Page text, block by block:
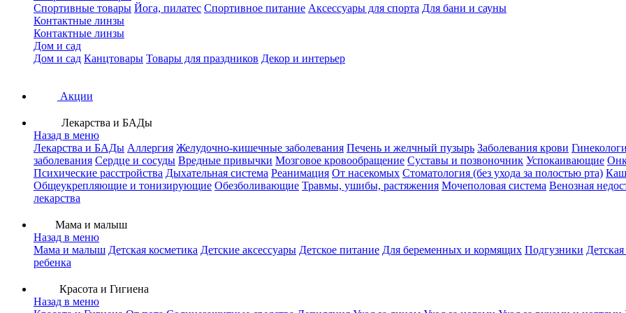
Спортивные товары Йога, пилатес Спортивное питание Аксессуары для спорта Для бани и сауны
Контактные линзы
Контактные линзы
Дом и сад
Дом и сад Канцтовары Товары для праздников Декор и интерьер
Акции
Лекарства и БАДы
Назад в меню
Лекарства и БАДы Аллергия Желудочно-кишечные заболевания Печень и желчный пузырь Заболевания крови
заболевания Сердце и сосуды Вредные привычки Мозговое кровообращение Суставы и позвоночник Успокаивающие
Психические расстройства Дыхательная система Реанимация От насекомых Стоматология (без ухода за полостью рта)
Общеукрепляющие и тонизирующие Обезболивающие Травмы, ушибы, растяжения Мочеполовая система Венозная
лекарства
Мама и малыш
Назад в меню
Мама и малыш Детская косметика Детские аксессуары Детское питание Для беременных и кормящих Подгузники
ребенка
Красота и Гигиена
Назад в меню